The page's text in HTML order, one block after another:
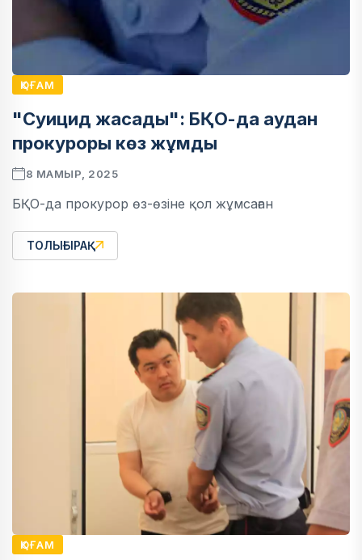
ҚОҒАМ
"Суицид жасады": БҚО-да аудан
прокуроры көз жұмды
8 МАМЫР, 2025
БҚО-да прокурор өз-өзіне қол жұмсаған
ТОЛЫҒЫРАҚ
ҚОҒАМ